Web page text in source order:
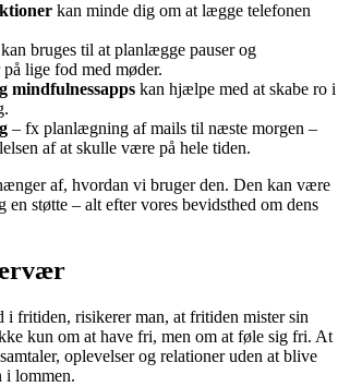
kan minde dig om at lægge telefonen
kan bruges til at planlægge pauser og
lige fod med møder.
mindfulnessapps kan hjælpe med at skabe ro i
– fx planlægning af mails til næste morgen –
af at skulle være på hele tiden.
af, hvordan vi bruger den. Den kan være
en støtte – alt efter vores bevidsthed om dens
i fritiden, risikerer man, at fritiden mister sin
kun om at have fri, men om at føle sig fri. At
oplevelser og relationer uden at blive
i lommen.